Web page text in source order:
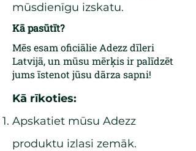
mūsdienīgu izskatu.
Kā pasūtīt?
Mēs esam oficiālie Adezz dīleri
Latvijā, un mūsu mērķis ir palīdzēt
jums īstenot jūsu dārza sapni!
Kā rīkoties:
Apskatiet mūsu Adezz
produktu izlasi zemāk.